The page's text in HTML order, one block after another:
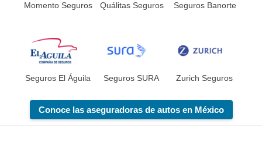
Momento Seguros Quálitas Seguros Seguros Banorte
Seguros El Águila Seguros SURA Zurich Seguros
Conoce las aseguradoras de autos en México